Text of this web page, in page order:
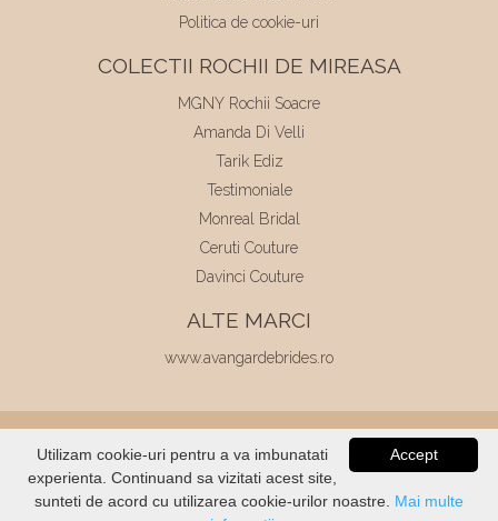
Politica de cookie-uri
COLECTII ROCHII DE MIREASA
MGNY Rochii Soacre
Amanda Di Velli
Tarik Ediz
Testimoniale
Monreal Bridal
Ceruti Couture
Davinci Couture
ALTE MARCI
www.avangardebrides.ro
© 2026Elite Mariaj | Toate drepturile
rezervate
Dezvoltat de Voitin.com
STOC
Accept
Utilizam cookie-uri pentru a va imbunatati
experienta. Continuand sa vizitati acest site,
sunteti de acord cu utilizarea cookie-urilor noastre. Mai multe